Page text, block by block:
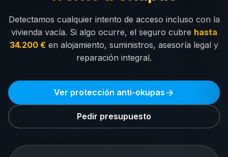
Detectamos cualquier intento de acceso incluso con la
vivienda vacía. Si algo ocurre, el seguro cubre hasta
34.200 € en alojamiento, suministros, asesoría legal y
reparación integral.
Ver protección anti-okupas
Pedir presupuesto